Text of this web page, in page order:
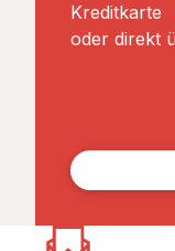
Kreditkarte
oder direkt